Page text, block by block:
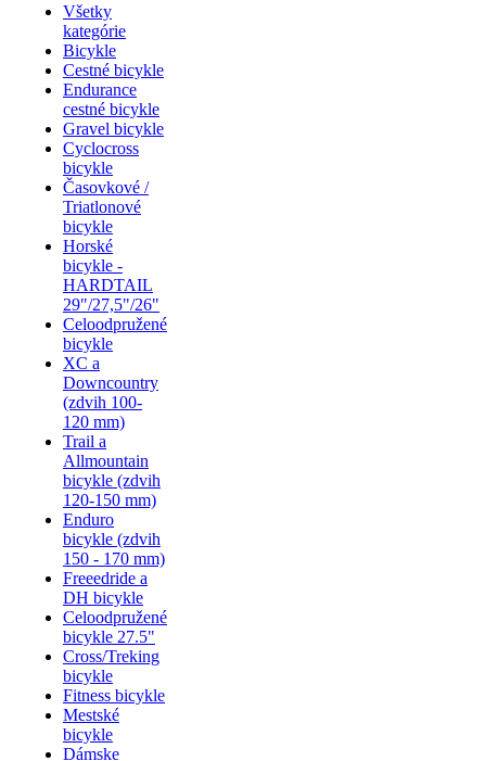
Všetky
kategórie
Bicykle
Cestné bicykle
Endurance
cestné bicykle
Gravel bicykle
Cyclocross
bicykle
Časovkové /
Triatlonové
bicykle
Horské
bicykle -
HARDTAIL
29"/27,5"/26"
Celoodpružené
bicykle
XC a
Downcountry
(zdvih 100-
120 mm)
Trail a
Allmountain
bicykle (zdvih
120-150 mm)
Enduro
bicykle (zdvih
150 - 170 mm)
Freeedride a
DH bicykle
Celoodpružené
bicykle 27.5"
Cross/Treking
bicykle
Fitness bicykle
Mestské
bicykle
Dámske